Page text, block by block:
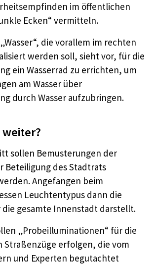
im öffentlichen
Ecken“ vermitteln.
die vorallem im rechten
werden soll, sieht vor, für die
ein Wasserrad zu errichten, um
am Wasser über
durch Wasser aufzubringen.
weiter?
sollen Bemusterungen der
Beteiligung des Stadtrats
Angefangen beim
Leuchtentypus dann die
die gesamte Innenstadt darstellt.
„Probeilluminationen“ für die
Straßenzüge erfolgen, die vom
und Experten begutachtet